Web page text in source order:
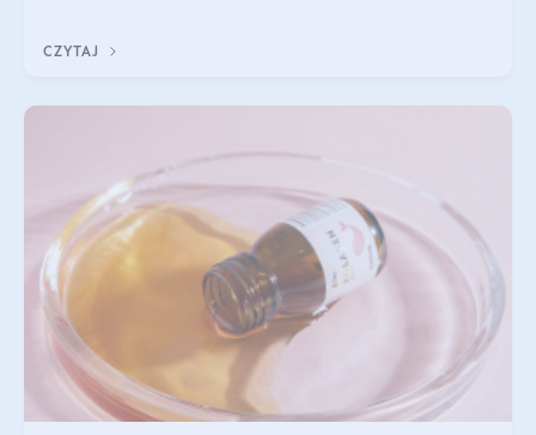
wysokiej jakości suplem
CZYTAJ